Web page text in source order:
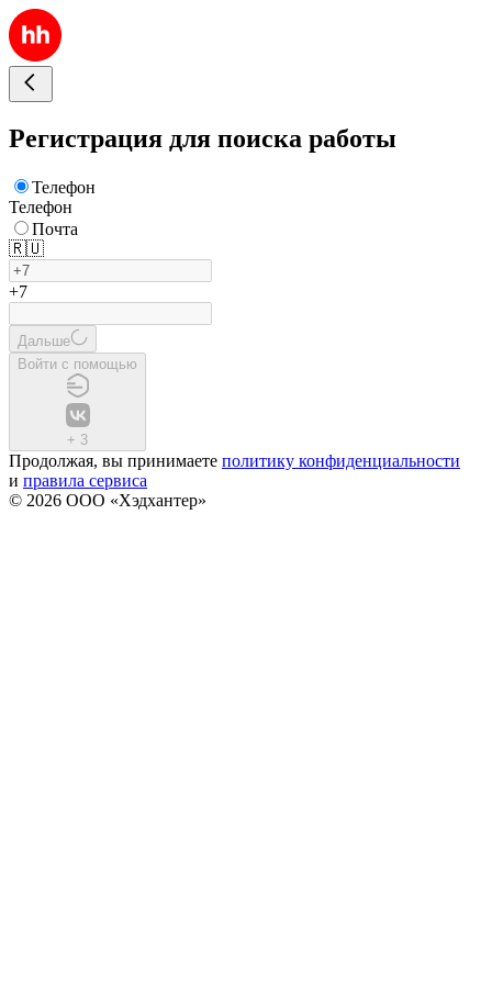
Регистрация для поиска работы
Телефон
Телефон
Почта
🇷🇺
+7
Дальше
Войти с помощью
+ 3
Продолжая, вы принимаете политику конфиденциальности
и правила сервиса
© 2026 ООО «Хэдхантер»